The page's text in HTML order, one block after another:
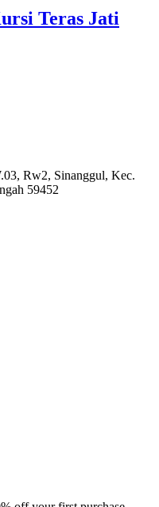
Teras Jati
Rw2, Sinanggul, Kec.
59452